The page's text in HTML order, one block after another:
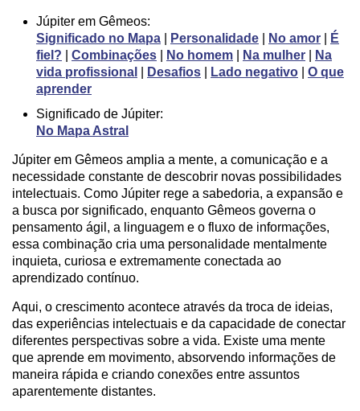
Júpiter em Gêmeos:
Significado no Mapa
Personalidade No amor
É
fiel?
Combinações No homem Na mulher
Na
vida profissional
Desafios Lado negativo
O que
aprender
Significado de Júpiter:
No Mapa Astral
Júpiter em Gêmeos amplia a mente, a comunicação e a
necessidade constante de descobrir novas possibilidades
intelectuais. Como Júpiter rege a sabedoria, a expansão e
a busca por significado, enquanto Gêmeos governa o
pensamento ágil, a linguagem e o fluxo de informações,
essa combinação cria uma personalidade mentalmente
inquieta, curiosa e extremamente conectada ao
aprendizado contínuo.
Aqui, o crescimento acontece através da troca de ideias,
das experiências intelectuais e da capacidade de conectar
diferentes perspectivas sobre a vida. Existe uma mente
que aprende em movimento, absorvendo informações de
maneira rápida e criando conexões entre assuntos
aparentemente distantes.